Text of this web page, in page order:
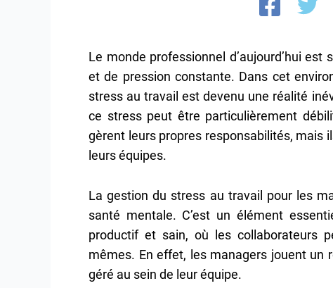
Le monde professionnel d’aujourd’hui
et de pression constante. Dans cet
stress au travail est devenu une réalité
ce stress peut être particulièrement
gèrent leurs propres responsabilités, mais
leurs équipes.
La gestion du stress au travail pour les
santé mentale. C’est un élément
productif et sain, où les collaborateurs
mêmes. En effet, les managers jouent
géré au sein de leur équipe.